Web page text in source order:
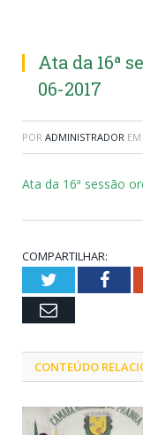
Ata da 16ª
06-2017
POR ADMINISTRADOR EM
Ata da 16ª sessão
COMPARTILHAR:
Twitter
Email
CONTEÚDO